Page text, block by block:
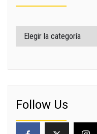
Categorías
Follow Us